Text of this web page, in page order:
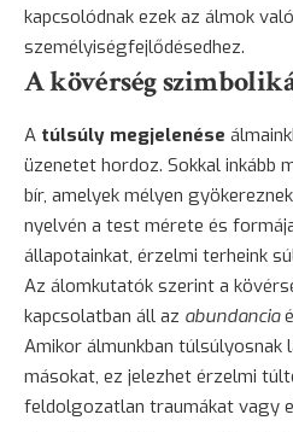
kapcsolódnak ezek az álmok
személyiségfejlődésedhez.
A kövérség
A túlsúly megjelenése
üzenetet hordoz. Sokkal inkább
bír, amelyek mélyen
nyelvén a test mérete és
állapotainkat, érzelmi terheink
Az álomkutatók szerint a
kapcsolatban áll az abundancia
Amikor álmunkban túlsúlyosnak
másokat, ez jelezhet érzelmi
feldolgozatlan traumákat vagy